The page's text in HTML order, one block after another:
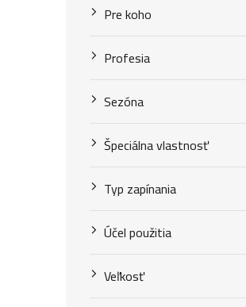
Pre koho
Profesia
Sezóna
Špeciálna vlastnosť
Typ zapínania
Účel použitia
Veľkosť